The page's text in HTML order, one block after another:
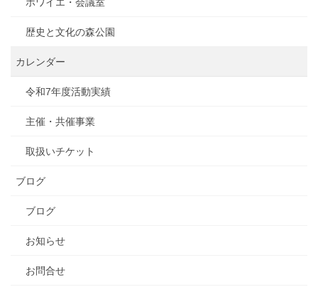
歴史と文化の森公園
カレンダー
令和7年度活動実績
主催・共催事業
取扱いチケット
ブログ
ブログ
お知らせ
お問合せ